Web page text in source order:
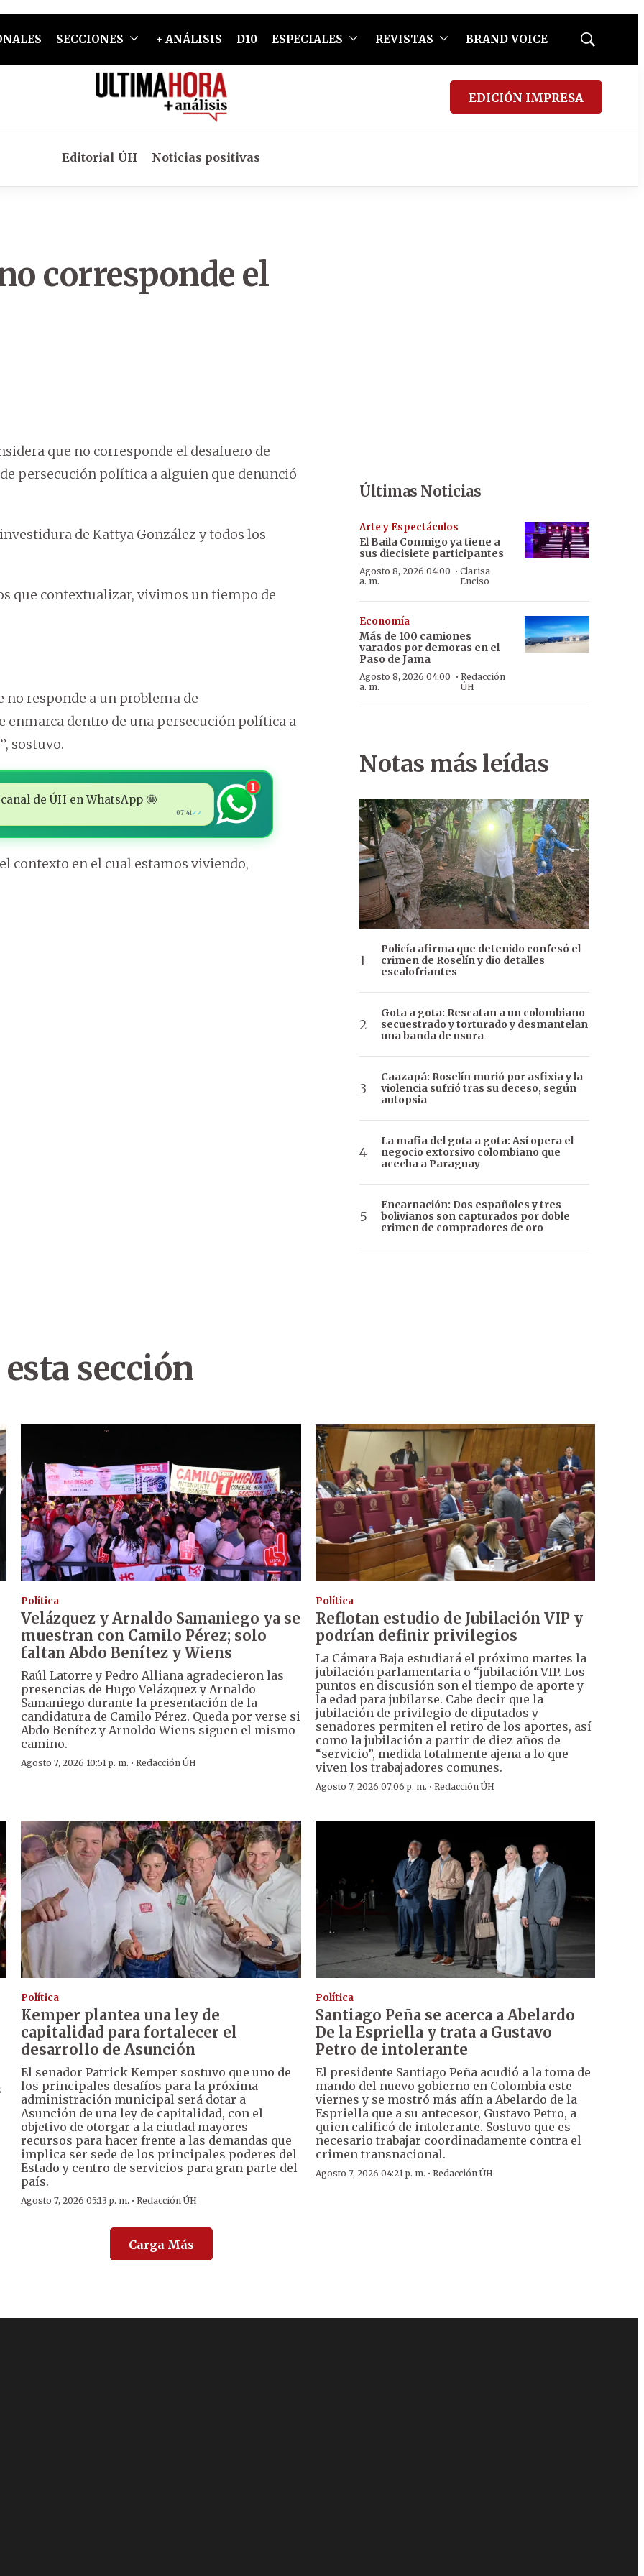
SECCIONES + ANÁLISIS D10 ESPECIALES REVISTAS BRAND VOICE
Mostrar
EDICIÓN IMPRESA
Editorial ÚH Noticias positivas
corresponde el
que no corresponde el desafuero de
persecución política a alguien que denunció
de Kattya González y todos los
que contextualizar, vivimos un tiempo de
no responde a un problema de
dentro de una persecución política a
sostuvo.
de ÚH en WhatsApp 🤩
07:41✓✓
1
contexto en el cual estamos viviendo,
Últimas Noticias
Arte y Espectáculos
El Baila Conmigo ya tiene a
sus diecisiete participantes
Agosto 8, 2026 04:00
a. m.
· Clarisa
Enciso
Economía
Más de 100 camiones
varados por demoras en el
Paso de Jama
Agosto 8, 2026 04:00
a. m.
· Redacción
ÚH
Notas más leídas
Policía afirma que detenido confesó el
crimen de Roselín y dio detalles
escalofriantes
Gota a gota: Rescatan a un colombiano
secuestrado y torturado y desmantelan
una banda de usura
Caazapá: Roselín murió por asfixia y la
violencia sufrió tras su deceso, según
autopsia
La mafia del gota a gota: Así opera el
negocio extorsivo colombiano que
acecha a Paraguay
Encarnación: Dos españoles y tres
bolivianos son capturados por doble
crimen de compradores de oro
sección
Política
Velázquez y Arnaldo Samaniego ya se
muestran con Camilo Pérez; solo
faltan Abdo Benítez y Wiens
Raúl Latorre y Pedro Alliana agradecieron las
presencias de Hugo Velázquez y Arnaldo
Samaniego durante la presentación de la
candidatura de Camilo Pérez. Queda por verse si
Abdo Benítez y Arnoldo Wiens siguen el mismo
camino.
Agosto 7, 2026 10:51 p. m. ·Redacción ÚH
Política
Reflotan estudio de Jubilación VIP y
podrían definir privilegios
La Cámara Baja estudiará el próximo martes la
jubilación parlamentaria o “jubilación VIP. Los
puntos en discusión son el tiempo de aporte y
la edad para jubilarse. Cabe decir que la
jubilación de privilegio de diputados y
senadores permiten el retiro de los aportes, así
como la jubilación a partir de diez años de
“servicio”, medida totalmente ajena a lo que
viven los trabajadores comunes.
Agosto 7, 2026 07:06 p. m. · Redacción ÚH
Política
Kemper plantea una ley de
capitalidad para fortalecer el
desarrollo de Asunción
El senador Patrick Kemper sostuvo que uno de
los principales desafíos para la próxima
administración municipal será dotar a
Asunción de una ley de capitalidad, con el
objetivo de otorgar a la ciudad mayores
recursos para hacer frente a las demandas que
implica ser sede de los principales poderes del
Estado y centro de servicios para gran parte del
país.
Agosto 7, 2026 05:13 p. m. ·Redacción ÚH
Política
Santiago Peña se acerca a Abelardo
De la Espriella y trata a Gustavo
Petro de intolerante
El presidente Santiago Peña acudió a la toma de
mando del nuevo gobierno en Colombia este
viernes y se mostró más afín a Abelardo de la
Espriella que a su antecesor, Gustavo Petro, a
quien calificó de intolerante. Sostuvo que es
necesario trabajar coordinadamente contra el
crimen transnacional.
Agosto 7, 2026 04:21 p. m. · Redacción ÚH
Carga Más